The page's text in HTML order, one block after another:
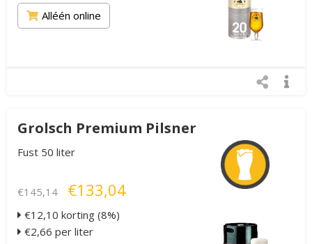
Alléén online
Grolsch Premium Pilsner
Fust 50 liter
€145,14 €133,04
€12,10 korting (8%)
€2,66 per liter